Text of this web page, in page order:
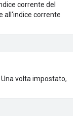
corrente del
all'indice corrente
. Una volta impostato,